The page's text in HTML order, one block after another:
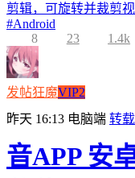
剪辑，可旋转并裁剪
#Android
8
23 1.4k
发帖狂魔VIP2
昨天 16:13 电脑端 转
音APP 安